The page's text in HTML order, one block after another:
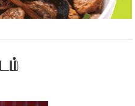
பொருத்தமற்ற
கூட்டம் : மக்களின்